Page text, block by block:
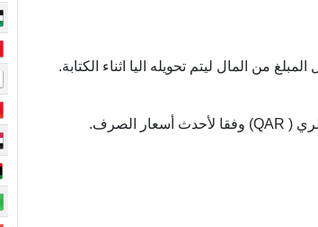
المبلغ من المال ليتم تحويله اليا اثناء الكتابة.